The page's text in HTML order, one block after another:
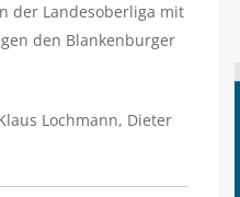
der Landesoberliga mit
den Blankenburger
Lochmann, Dieter